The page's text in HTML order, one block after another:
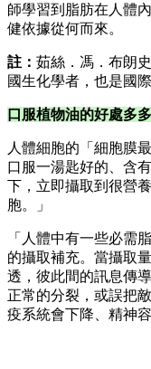
師學習到脂肪在人體
健依據從何而來。
註： 茹絲．馮．布朗
國生化學者，也是國
口服植物油的好處多多
人體細胞的「細胞膜
口服一湯匙好的、含
下，立即攝取到很營
胞。」
「人體中有一些必需
的攝取補充。當攝取
透，彼此間的訊息傳
正常的分裂，或誤把
疫系統會下降、精神